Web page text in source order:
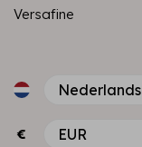
Versafine
€